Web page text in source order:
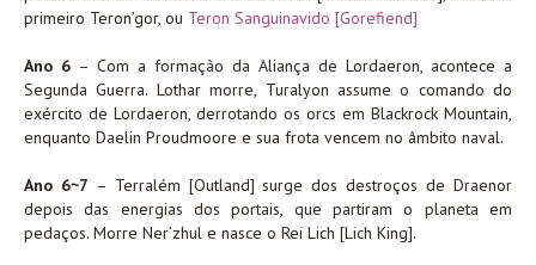
primeiro Teron’gor, ou Teron Sanguinavido [Gorefiend]
Ano 6 – Com a formação da Aliança de Lordaeron, acontece a
Segunda Guerra. Lothar morre, Turalyon assume o comando do
exército de Lordaeron, derrotando os orcs em Blackrock Mountain,
enquanto Daelin Proudmoore e sua frota vencem no âmbito naval.
Ano 6~7 – Terralém [Outland] surge dos destroços de Draenor
depois das energias dos portais, que partiram o planeta em
pedaços. Morre Ner’zhul e nasce o Rei Lich [Lich King].